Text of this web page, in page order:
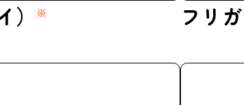
※ フリ